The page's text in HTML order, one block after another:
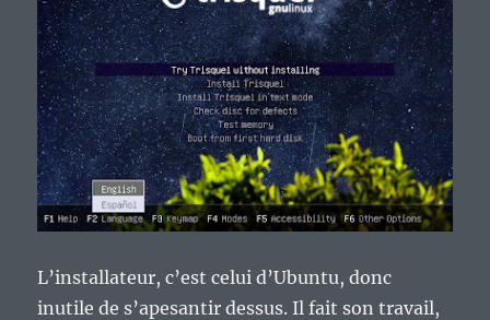
L’installateur, c’est celui d’Ubuntu, donc
inutile de s’apesantir dessus. Il fait son travail,